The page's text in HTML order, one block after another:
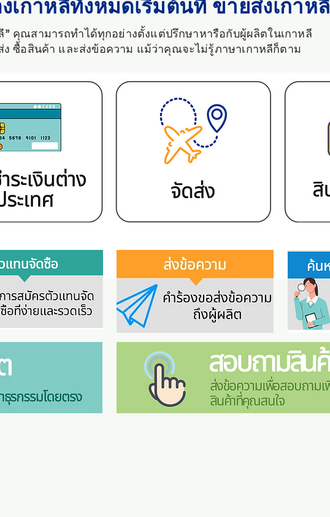
เกาหลีทั้งหมดเริ่มต้นที่ ขายส่งเกาหลี
” คุณสามารถทำได้ทุกอย่างตั้งแต่ปรึกษาหารือกับผู้ผลิตในเกาหลี
ง ซื้อสินค้า และส่งข้อความ แม้ว่าคุณจะไม่รู้ภาษาเกาหลีก็ตาม